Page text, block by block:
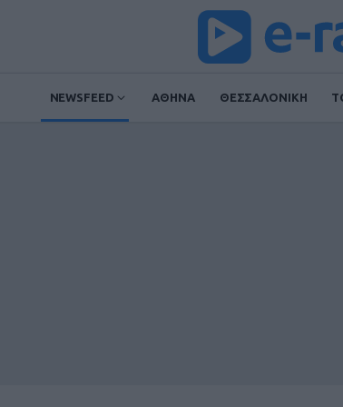
NEWSFEED ΑΘΗΝΑ ΘΕΣΣΑΛΟΝΙΚΗ